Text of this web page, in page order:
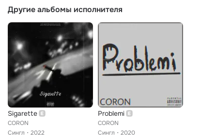
Другие альбомы исполнителя
Sigarette
CORON
Сингл
2022
Problemi
CORON
Сингл
2020